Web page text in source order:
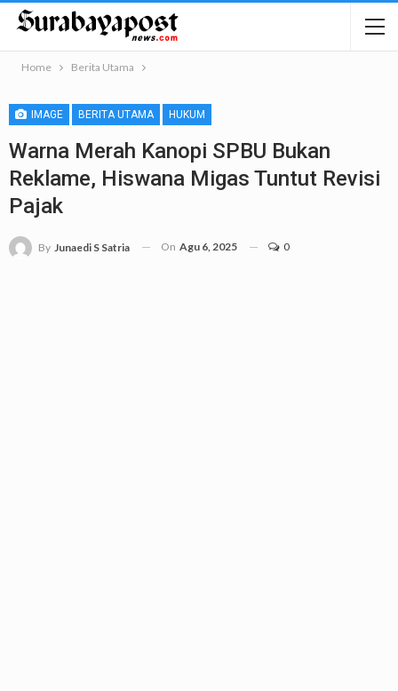
Home Berita Utama
IMAGE BERITA UTAMA HUKUM
Warna Merah Kanopi SPBU Bukan
Reklame, Hiswana Migas Tuntut Revisi
Pajak
By Junaedi S Satria On Agu 6, 2025 0